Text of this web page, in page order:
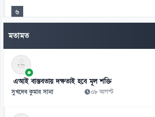
৬
৪০ ঘণ্টা পর রোম থেকে ঢাকায় ফিরলেন যাত্রীরা
০৯ আগস্ট
৭
যুক্তরাষ্ট্রের ভিসা নিয়ে এবার বড় দুঃসংবাদ!
০৯ আগস্ট
মতামত
এআই বাস্তবতায় দক্ষতাই হবে মূল শক্তি
সুখদেব কুমার সানা ০৮ আগস্ট